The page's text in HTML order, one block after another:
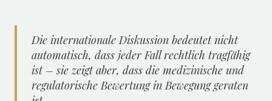
Die internationale Diskussion bedeutet nicht
automatisch, dass jeder Fall rechtlich tragfähig
ist – sie zeigt aber, dass die medizinische und
regulatorische Bewertung in Bewegung geraten